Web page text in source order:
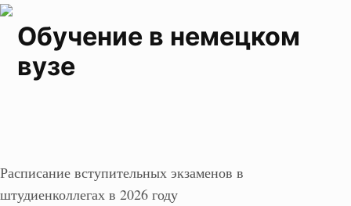
Обучение в немецком
вузе
Расписание вступительных экзаменов в
штудиенколлегах в 2026 году